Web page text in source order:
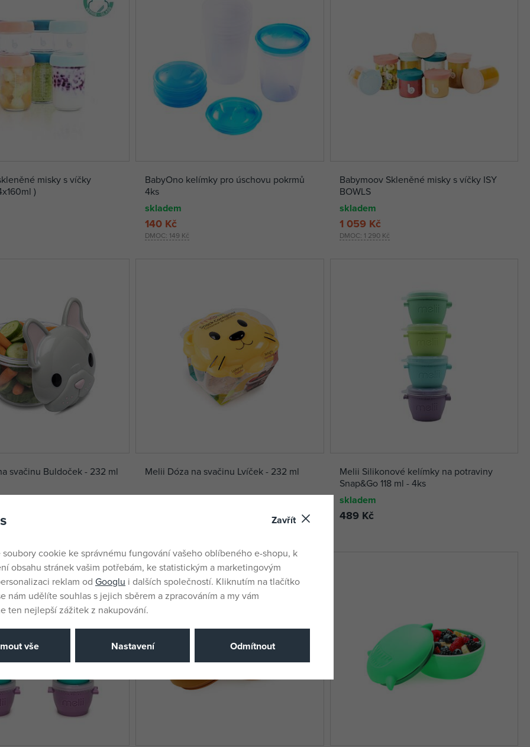
misky s víčky
)
BabyOno kelímky pro úschovu pokrmů
4ks
skladem
DMOC: 149 Kč
140 Kč
Babymoov Skleněné misky s víčky ISY
BOWLS
skladem
DMOC: 1 290 Kč
1 059 Kč
svačinu Buldoček - 232 ml Melii Dóza na svačinu Lvíček - 232 ml
Melii Silikonové kelímky na potraviny
Snap&Go 118 ml - 4ks
skladem
489 Kč
Zavřít
soubory cookie ke správnému fungování vašeho oblíbeného e-shopu, k
obsahu stránek vašim potřebám, ke statistickým a marketingovým
reklam od Googlu i dalších společností. Kliknutím na tlačítko
nám udělíte souhlas s jejich sběrem a zpracováním a my vám
ten nejlepší zážitek z nakupování.
vše Nastavení Odmítnout